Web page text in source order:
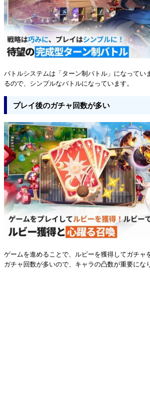
バトルシステムは「ターン制バトル」になってい
るので、シンプルなバトルになっています。
プレイ後のガチャ回数が多い
ゲームを進めることで、ルビーを獲得してガチャ
ガチャ回数が多いので、キャラの凸数が重要にな